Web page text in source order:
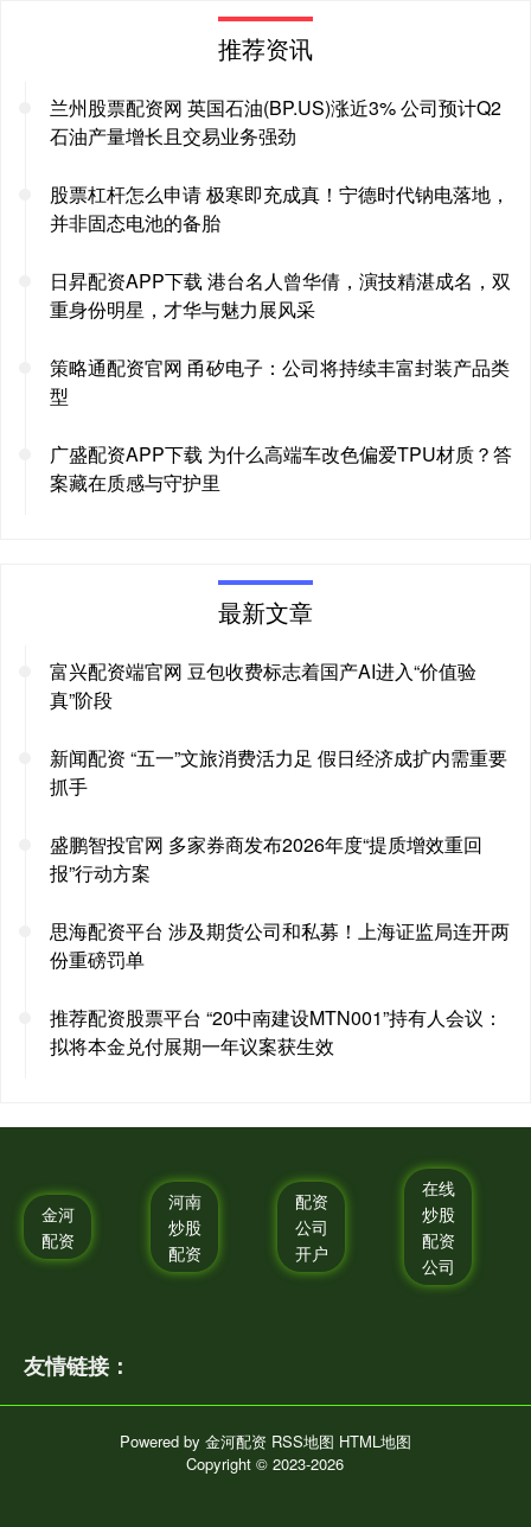
推荐资讯
兰州股票配资网 英国石油(BP.US)涨近3% 公司预计Q2
石油产量增长且交易业务强劲
股票杠杆怎么申请 极寒即充成真！宁德时代钠电落地，
并非固态电池的备胎
日昇配资APP下载 港台名人曾华倩，演技精湛成名，双
重身份明星，才华与魅力展风采
策略通配资官网 甬矽电子：公司将持续丰富封装产品类
型
广盛配资APP下载 为什么高端车改色偏爱TPU材质？答
案藏在质感与守护里
最新文章
富兴配资端官网 豆包收费标志着国产AI进入“价值验
真”阶段
新闻配资 “五一”文旅消费活力足 假日经济成扩内需重要
抓手
盛鹏智投官网 多家券商发布2026年度“提质增效重回
报”行动方案
思海配资平台 涉及期货公司和私募！上海证监局连开两
份重磅罚单
推荐配资股票平台 “20中南建设MTN001”持有人会议：
拟将本金兑付展期一年议案获生效
金河
配资
河南
炒股
配资
配资
公司
开户
在线
炒股
配资
公司
友情链接：
Powered by 金河配资 RSS地图 HTML地图
Copyright© 2023-2026